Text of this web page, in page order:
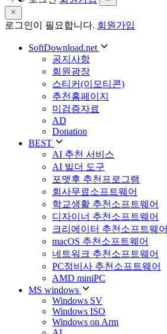
로그인이 필요합니다. 회원가입
SoftDownload.net
공지사항
회원광장
스티커(이모티콘)
추천홈페이지
미검증자료
AD
Donation
BEST
AI 추천 서비스
AI 빌더 도구
포맷후 추천프로그램
회사무료소프트웨어
학교생활 추천소프트웨어
디자이너 추천소프트웨어
크리에이터 추천소프트웨어
macOS 추천소프트웨어
네트워크 추천소프트웨어
PC정비사 추천소프트웨어
AMD miniPC
MS windows
Windows SV
Windows ISO
Windows on Arm